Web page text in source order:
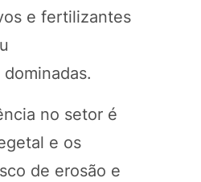
e fertilizantes
no setor é
e os
de erosão e